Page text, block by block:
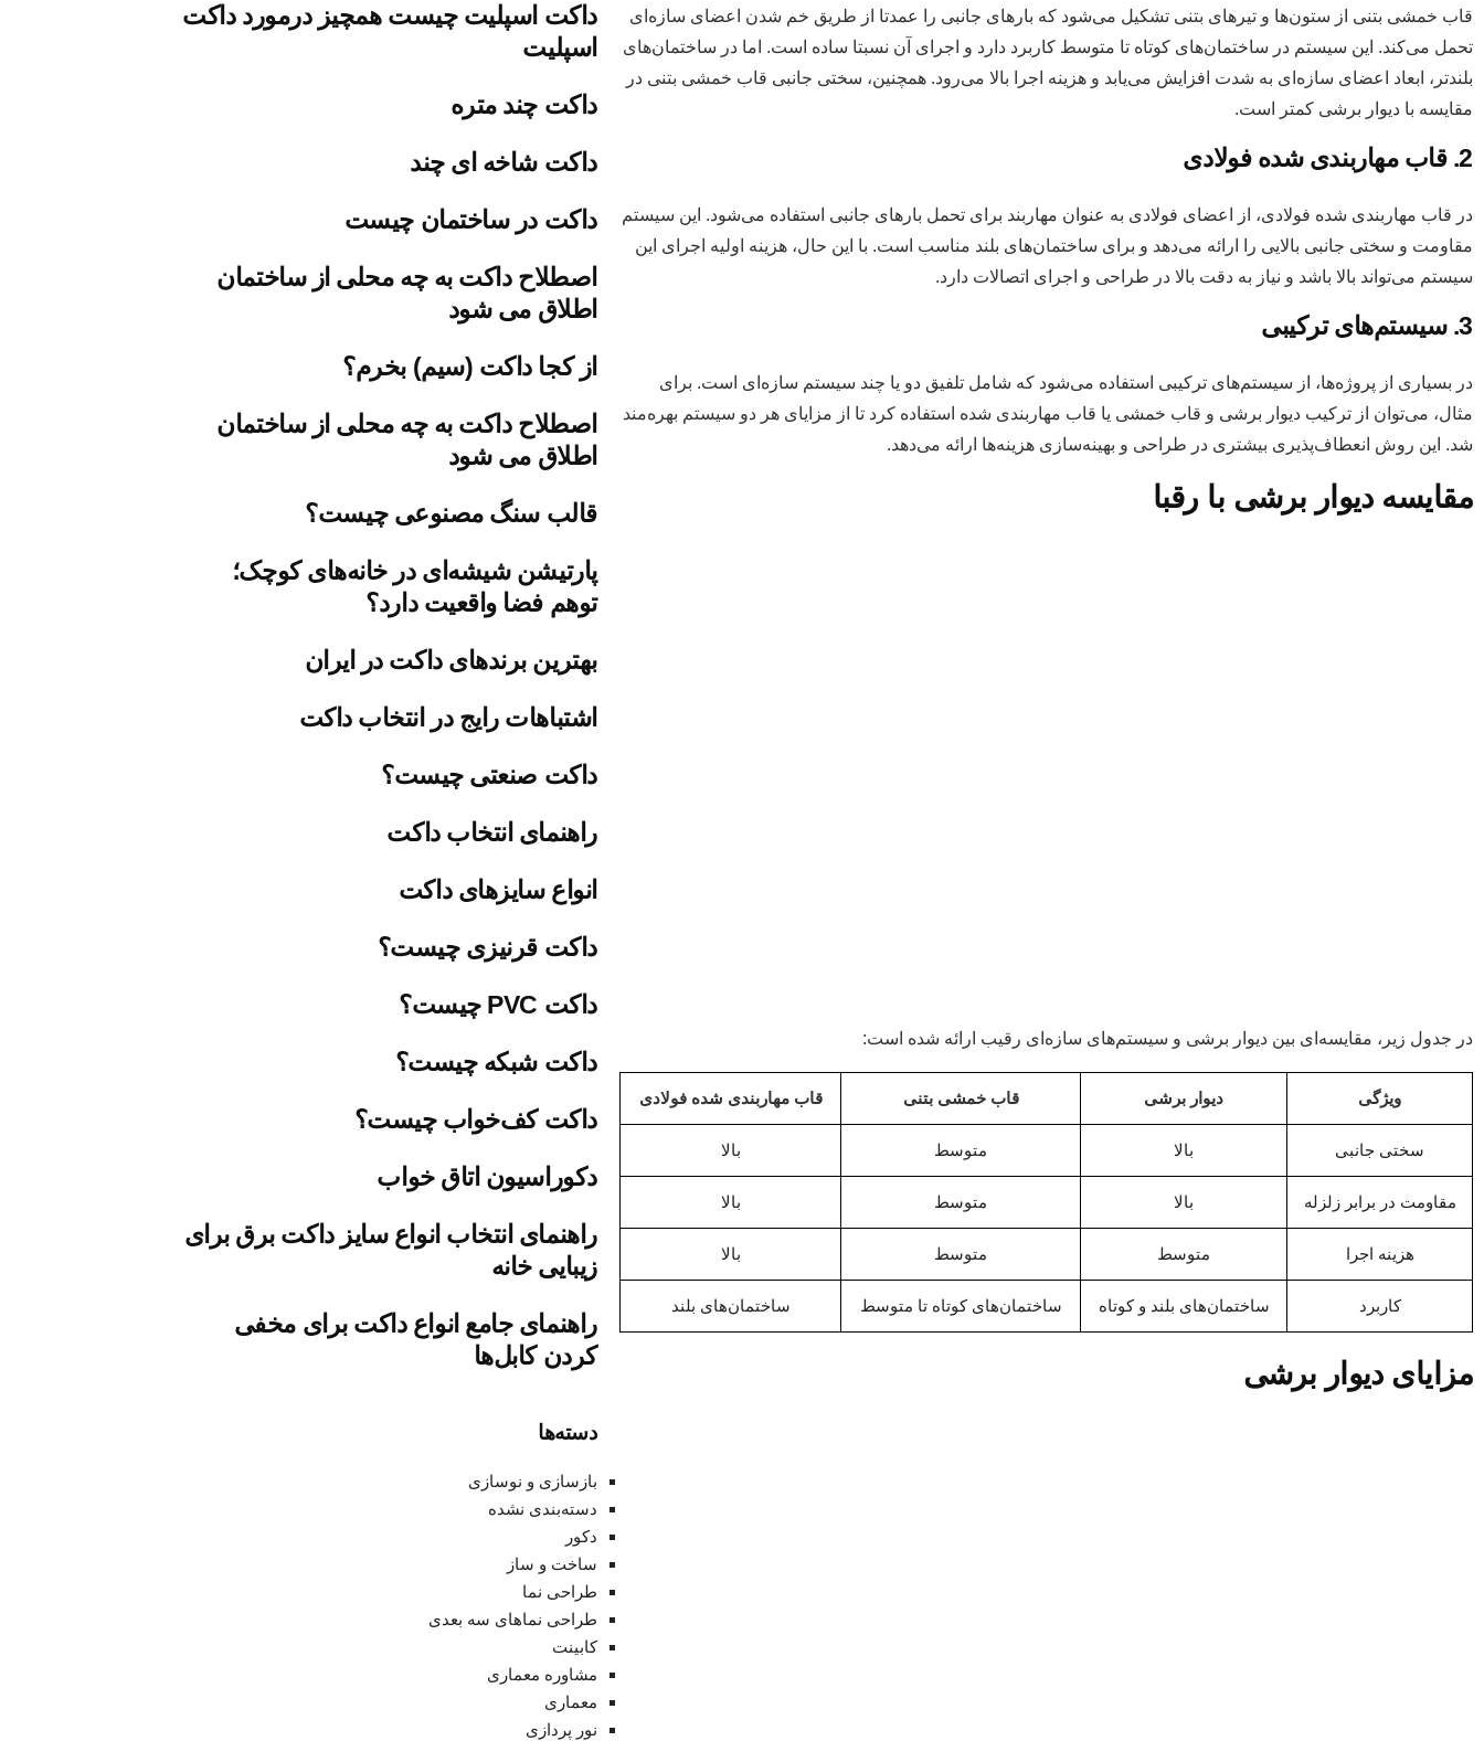
قاب خمشی بتنی از ستون‌ها و تیرهای بتنی تشکیل می‌شود که بارهای جانبی را عمدتا از طریق خم شدن اعضای سازه‌ای
تحمل می‌کند. این سیستم در ساختمان‌های کوتاه تا متوسط کاربرد دارد و اجرای آن نسبتا ساده است. اما در ساختمان‌های
بلندتر، ابعاد اعضای سازه‌ای به شدت افزایش می‌یابد و هزینه اجرا بالا می‌رود. همچنین، سختی جانبی قاب خمشی بتنی در
مقایسه با دیوار برشی کمتر است.
2. قاب مهاربندی شده فولادی
در قاب مهاربندی شده فولادی، از اعضای فولادی به عنوان مهاربند برای تحمل بارهای جانبی استفاده می‌شود. این سیستم
مقاومت و سختی جانبی بالایی را ارائه می‌دهد و برای ساختمان‌های بلند مناسب است. با این حال، هزینه اولیه اجرای این
سیستم می‌تواند بالا باشد و نیاز به دقت بالا در طراحی و اجرای اتصالات دارد.
3. سیستم‌های ترکیبی
در بسیاری از پروژه‌ها، از سیستم‌های ترکیبی استفاده می‌شود که شامل تلفیق دو یا چند سیستم سازه‌ای است. برای
مثال، می‌توان از ترکیب دیوار برشی و قاب خمشی یا قاب مهاربندی شده استفاده کرد تا از مزایای هر دو سیستم بهره‌مند
شد. این روش انعطاف‌پذیری بیشتری در طراحی و بهینه‌سازی هزینه‌ها ارائه می‌دهد.
مقایسه دیوار برشی با رقبا
در جدول زیر، مقایسه‌ای بین دیوار برشی و سیستم‌های سازه‌ای رقیب ارائه شده است:
ویژگی دیوار برشی قاب خمشی بتنی قاب مهاربندی شده فولادی
سختی جانبی بالا متوسط بالا
مقاومت در برابر زلزله بالا متوسط بالا
هزینه اجرا متوسط متوسط بالا
کاربرد ساختمان‌های بلند و کوتاه ساختمان‌های کوتاه تا متوسط ساختمان‌های بلند
مزایای دیوار برشی
داکت اسپلیت چیست همچیز درمورد داکت
اسپلیت
داکت چند متره
داکت شاخه ای چند
داکت در ساختمان چیست
اصطلاح داکت به چه محلی از ساختمان
اطلاق می شود
از کجا داکت (سیم) بخرم؟
اصطلاح داکت به چه محلی از ساختمان
اطلاق می شود
قالب سنگ مصنوعی چیست؟
پارتیشن شیشه‌ای در خانه‌های کوچک؛
توهم فضا واقعیت دارد؟
بهترین برندهای داکت در ایران
اشتباهات رایج در انتخاب داکت
داکت صنعتی چیست؟
راهنمای انتخاب داکت
انواع سایزهای داکت
داکت قرنیزی چیست؟
داکت PVC چیست؟
داکت شبکه چیست؟
داکت کف‌خواب چیست؟
دکوراسیون اتاق خواب
راهنمای انتخاب انواع سایز داکت برق برای
زیبایی خانه
راهنمای جامع انواع داکت برای مخفی
کردن کابل‌ها
دسته‌ها
بازسازی و نوسازی
دسته‌بندی نشده
دکور
ساخت و ساز
طراحی نما
طراحی نماهای سه بعدی
کابینت
مشاوره معماری
معماری
نور پردازی